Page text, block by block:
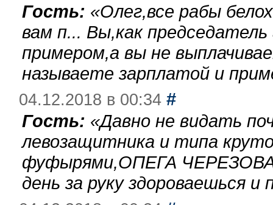
Гость: «Олег,все рабы
вам п... Вы,как
примером,а вы не
называете зарплатой и
04.12.2018 в 00:34 #
Гость: «Давно не видать
левозащитника и типа
фуфырями,ОПЕГА
день за руку здороваешься